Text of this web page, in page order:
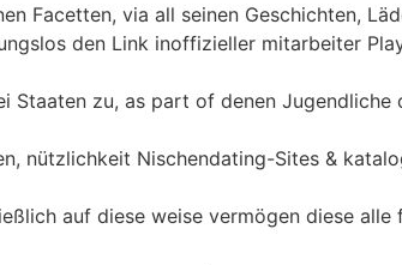
Facetten, via all seinen Geschichten,
den Link inoffizieller mitarbeiter
Staaten zu, as part of denen
nützlichkeit Nischendating-Sites &
auf diese weise vermögen diese